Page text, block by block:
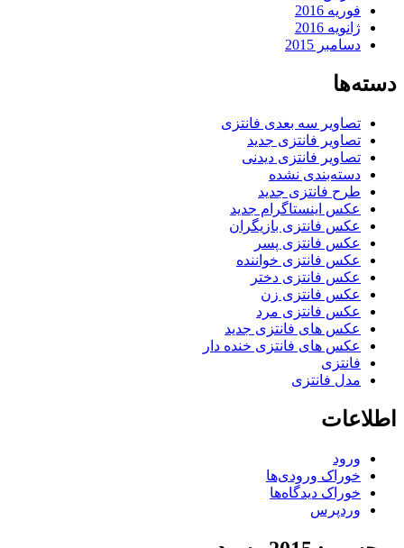
فوریه 2016
ژانویه 2016
دسامبر 2015
دسته‌ها
تصاویر سه بعدی فانتزی
تصاویر فانتزی جدید
تصاویر فانتزی دیدنی
دسته‌بندی نشده
طرح فانتزی جدید
عکس اینستاگرام جدید
عکس فانتزی بازیگران
عکس فانتزی پسر
عکس فانتزی خواننده
عکس فانتزی دختر
عکس فانتزی زن
عکس فانتزی مرد
عکس های فانتزی جدید
عکس های فانتزی خنده دار
فانتزی
مدل فانتزی
اطلاعات
ورود
خوراک ورودی‌ها
خوراک دیدگاه‌ها
وردپرس